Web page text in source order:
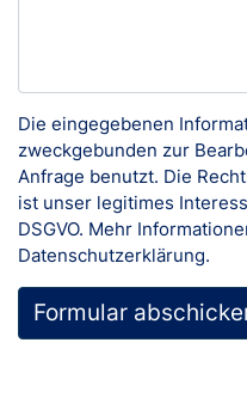
Die eingegebenen
zweckgebunden zur
Anfrage benutzt. Die
ist unser legitimes
DSGVO. Mehr
Datenschutzerklärung.
Formular